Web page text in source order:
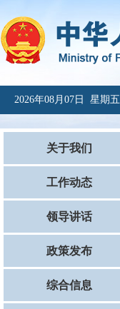
2026年08月07日 星期五
关于我们
工作动态
领导讲话
政策发布
综合信息